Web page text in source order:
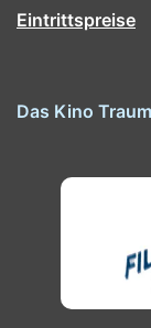
Eintrittspreise
Das Kino